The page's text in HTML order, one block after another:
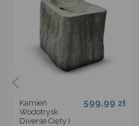
Kamień
Wodotrysk
Diverse Cięty I
599,99 zł